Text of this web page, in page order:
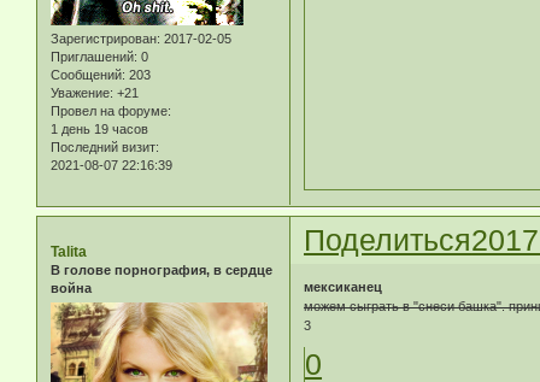
Зарегистрирован: 2017-02-05
Приглашений: 0
Сообщений: 203
Уважение: +21
Провел на форуме:
1 день 19 часов
Последний визит:
2021-08-07 22:16:39
Поделиться
Talita
В голове порнография, в сердце
война
мексиканец
можем сыграть в "снеси башка".
3
0